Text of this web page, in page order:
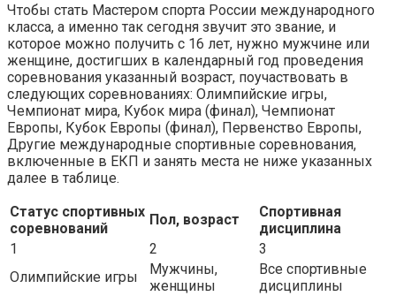
Чтобы стать Мастером спорта России международного
класса, а именно так сегодня звучит это звание, и
которое можно получить с 16 лет, нужно мужчине или
женщине, достигших в календарный год проведения
соревнования указанный возраст, поучаствовать в
следующих соревнованиях: Олимпийские игры,
Чемпионат мира, Кубок мира (финал), Чемпионат
Европы, Кубок Европы (финал), Первенство Европы,
Другие международные спортивные соревнования,
включенные в ЕКП и занять места не ниже указанных
далее в таблице.
Статус спортивных
соревнований
Пол, возраст
Спортивная
дисциплина
1
2
3
Олимпийские игры
Мужчины,
женщины
Все спортивные
дисциплины